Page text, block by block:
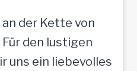
der Kette von
den lustigen
uns ein liebevolles